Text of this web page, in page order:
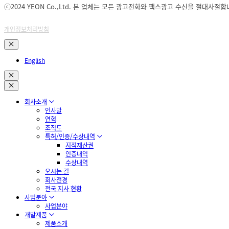
ⓒ2024 YEON Co.,Ltd. 본 업체는 모든 광고전화와 팩스광고 수신을 절대사절합
개인정보처리방침
English
회사소개
인사말
연혁
조직도
특허/인증/수상내역
지적재산권
인증내역
수상내역
오시는 길
회사전경
전국 지사 현황
사업분야
사업분야
개발제품
제품소개